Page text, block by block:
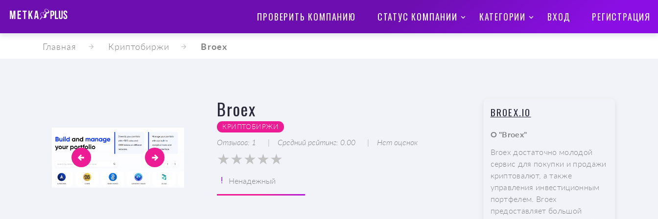
ПРОВЕРИТЬ КОМПАНИЮ СТАТУС КОМПАНИИ КАТЕГОРИИ ВХОД РЕГИСТРАЦИЯ
Главная Криптобиржи Broex
Broex
КРИПТОБИРЖИ
Отзывов: 1 Средний рейтинг: 0.00 Нет оценок
Ненадежный
BROEX.IO
О "Broex"
Broex достаточно молодой
сервис для покупки и продажи
криптовалют, а также
управления инвестиционным
портфелем. Broex
предоставляет большой